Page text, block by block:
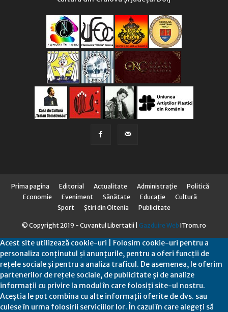
Prima pagina Editorial Actualitate Administraţie
Politică
Economie
Eveniment Sănătate Educaţie
Cultură
Sport
Știri din Oltenia Publicitate
© Copyright 2019 - Cuvantul Libertatii | Gazduire Web ITrom.ro
Acest site utilizează cookie-uri | Folosim cookie-uri pentru a
personaliza conținutul și anunțurile, pentru a oferi funcții de
rețele sociale și pentru a analiza traficul. De asemenea, le oferim
partenerilor de rețele sociale, de publicitate și de analize
informații cu privire la modul în care folosiți site-ul nostru.
Aceștia le pot combina cu alte informații oferite de dvs. sau
culese în urma folosirii serviciilor lor. În cazul în care alegeți să